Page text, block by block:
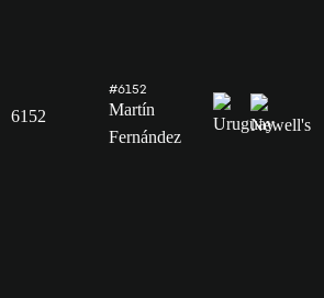
6152
#6152
Martín
Fernández